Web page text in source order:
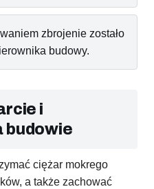
zbrojenie zostało
budowy.
i
budowie
ciężar mokrego
a także zachować